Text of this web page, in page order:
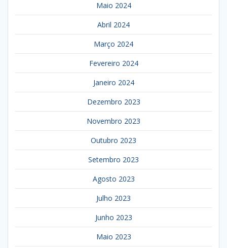
Maio 2024
Abril 2024
Março 2024
Fevereiro 2024
Janeiro 2024
Dezembro 2023
Novembro 2023
Outubro 2023
Setembro 2023
Agosto 2023
Julho 2023
Junho 2023
Maio 2023